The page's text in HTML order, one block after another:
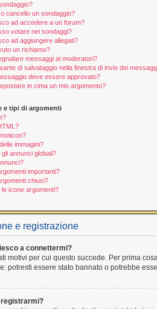
cancello un sondaggio?
ad accedere a un forum?
votare nei sondaggi?
ad aggiungere allegati?
un richiamo?
messaggi ai moderatori?
di salvataggio nella finestra di invio dei
deve essere approvato?
in cima un mio argomento?
e tipi di argomenti
immagini?
annunci globali?
importanti?
chiusi?
icone argomenti?
e registrazione
a connettermi?
motivi per cui questo succede. Per prima
potresti essere stato bannato o potrebbe
registrarmi?